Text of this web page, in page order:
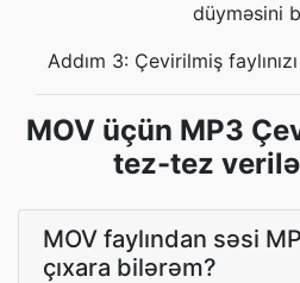
düyməsini
Addım 3: Çevirilmiş
MOV üçün MP3
tez-tez
MOV faylından səsi
çıxara bilərəm?